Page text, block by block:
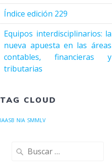
Índice edición 229
Equipos interdisciplinarios: la
nueva apuesta en las áreas
contables, financieras y
tributarias
TAG CLOUD
IAASB NIA SMMLV
Buscar: